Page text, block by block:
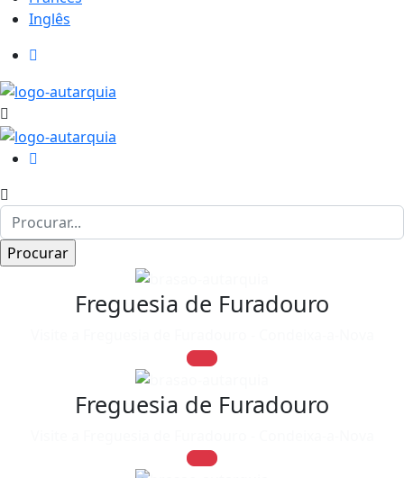
Inglês
Freguesia de Furadouro
Freguesia de Furadouro